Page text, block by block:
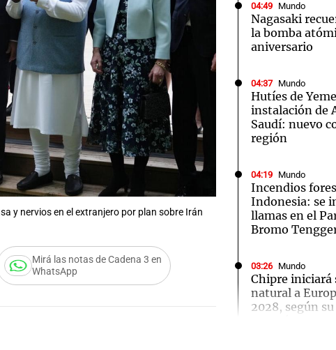
y nervios en el extranjero por plan sobre Irán
Mirá las notas de Cadena 3 en
WhatsApp
04:49 Mundo
Nagasaki
la bomba
aniversario
04:37 Mundo
Hutíes de
instalación de
Saudí: nuevo
región
04:19 Mundo
Incendios
Indonesia: se
llamas en el
Bromo
03:26 Mundo
Chipre iniciará
natural a
2028, según
Audio.